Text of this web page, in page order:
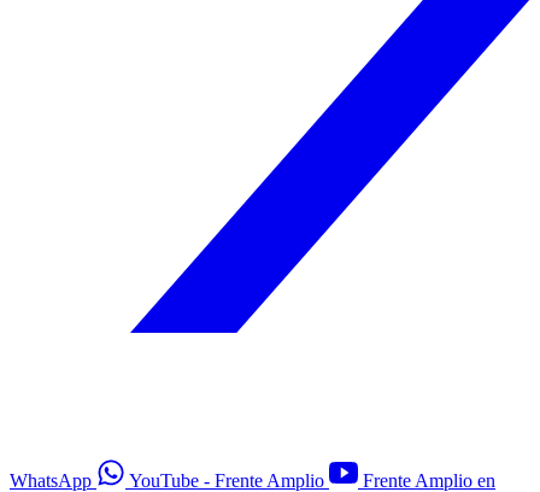
WhatsApp YouTube - Frente Amplio
Frente Amplio en